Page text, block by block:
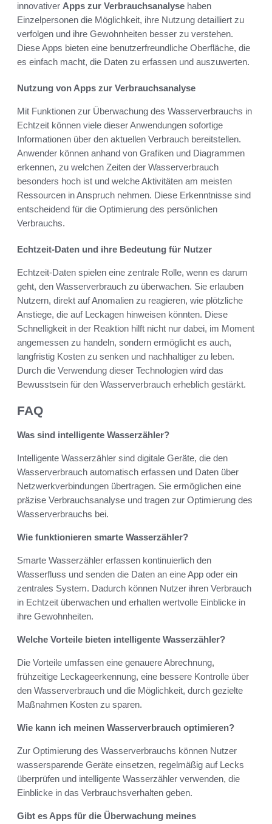
innovativer Apps zur Verbrauchsanalyse haben
Einzelpersonen die Möglichkeit, ihre Nutzung detailliert zu
verfolgen und ihre Gewohnheiten besser zu verstehen.
Diese Apps bieten eine benutzerfreundliche Oberfläche, die
es einfach macht, die Daten zu erfassen und auszuwerten.
Nutzung von Apps zur Verbrauchsanalyse
Mit Funktionen zur Überwachung des Wasserverbrauchs in
Echtzeit können viele dieser Anwendungen sofortige
Informationen über den aktuellen Verbrauch bereitstellen.
Anwender können anhand von Grafiken und Diagrammen
erkennen, zu welchen Zeiten der Wasserverbrauch
besonders hoch ist und welche Aktivitäten am meisten
Ressourcen in Anspruch nehmen. Diese Erkenntnisse sind
entscheidend für die Optimierung des persönlichen
Verbrauchs.
Echtzeit-Daten und ihre Bedeutung für Nutzer
Echtzeit-Daten spielen eine zentrale Rolle, wenn es darum
geht, den Wasserverbrauch zu überwachen. Sie erlauben
Nutzern, direkt auf Anomalien zu reagieren, wie plötzliche
Anstiege, die auf Leckagen hinweisen könnten. Diese
Schnelligkeit in der Reaktion hilft nicht nur dabei, im Moment
angemessen zu handeln, sondern ermöglicht es auch,
langfristig Kosten zu senken und nachhaltiger zu leben.
Durch die Verwendung dieser Technologien wird das
Bewusstsein für den Wasserverbrauch erheblich gestärkt.
FAQ
Was sind intelligente Wasserzähler?
Intelligente Wasserzähler sind digitale Geräte, die den
Wasserverbrauch automatisch erfassen und Daten über
Netzwerkverbindungen übertragen. Sie ermöglichen eine
präzise Verbrauchsanalyse und tragen zur Optimierung des
Wasserverbrauchs bei.
Wie funktionieren smarte Wasserzähler?
Smarte Wasserzähler erfassen kontinuierlich den
Wasserfluss und senden die Daten an eine App oder ein
zentrales System. Dadurch können Nutzer ihren Verbrauch
in Echtzeit überwachen und erhalten wertvolle Einblicke in
ihre Gewohnheiten.
Welche Vorteile bieten intelligente Wasserzähler?
Die Vorteile umfassen eine genauere Abrechnung,
frühzeitige Leckageerkennung, eine bessere Kontrolle über
den Wasserverbrauch und die Möglichkeit, durch gezielte
Maßnahmen Kosten zu sparen.
Wie kann ich meinen Wasserverbrauch optimieren?
Zur Optimierung des Wasserverbrauchs können Nutzer
wassersparende Geräte einsetzen, regelmäßig auf Lecks
überprüfen und intelligente Wasserzähler verwenden, die
Einblicke in das Verbrauchsverhalten geben.
Gibt es Apps für die Überwachung meines